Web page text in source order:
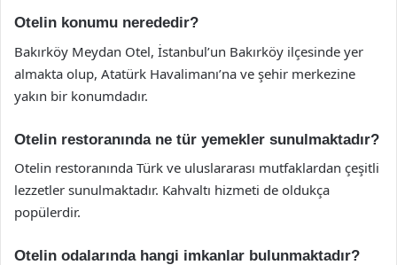
Otelin konumu nerededir?
Bakırköy Meydan Otel, İstanbul’un Bakırköy ilçesinde yer
almakta olup, Atatürk Havalimanı’na ve şehir merkezine
yakın bir konumdadır.
Otelin restoranında ne tür yemekler sunulmaktadır?
Otelin restoranında Türk ve uluslararası mutfaklardan çeşitli
lezzetler sunulmaktadır. Kahvaltı hizmeti de oldukça
popülerdir.
Otelin odalarında hangi imkanlar bulunmaktadır?